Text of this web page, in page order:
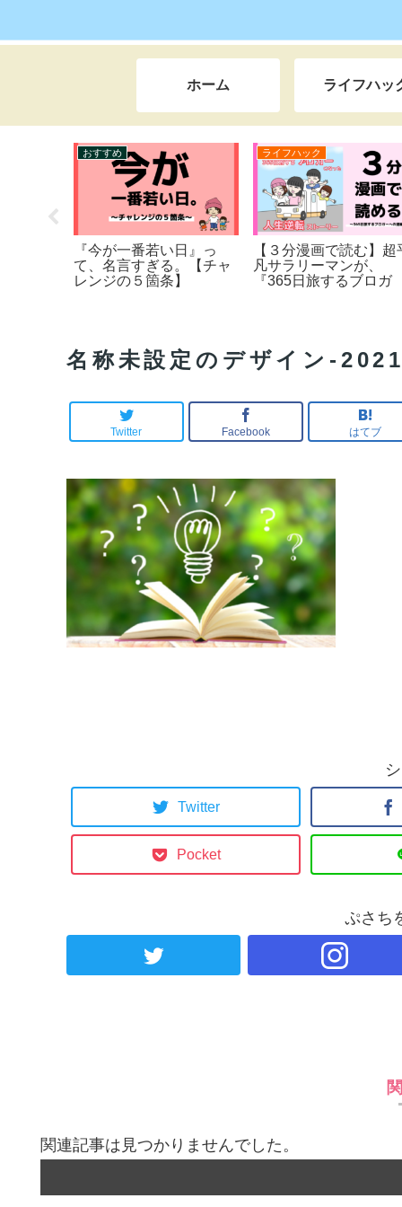
ホーム ライフハッ
恥ずかしい35年
】友達となじめ
隅で泣いた学生
ーライフをしな
＆世界一周の旅
”あるキッカ
ノウハウ
ぷさちの収益化の『秘
密』とは…。【本当は教
えたくない】
ライフハック
『なぜ』X
をガチった
の理由とは
名称未設定のデザイン-
Twitter Facebook はてブ
Twitter
Pocket
ぷさち
関連記事は見つかりませんでした。